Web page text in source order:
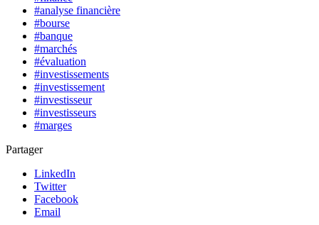
#analyse financière
#bourse
#banque
#marchés
#évaluation
#investissements
#investissement
#investisseur
#investisseurs
#marges
Partager
LinkedIn
Twitter
Facebook
Email